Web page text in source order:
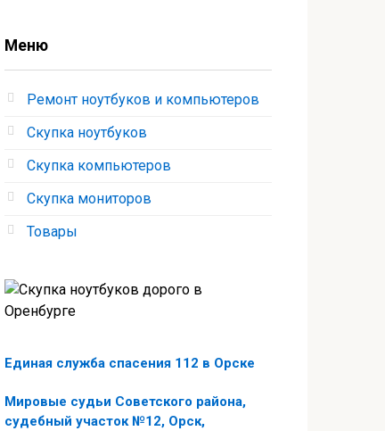
Меню
Ремонт ноутбуков и компьютеров
Скупка ноутбуков
Скупка компьютеров
Скупка мониторов
Товары
Единая служба спасения 112 в Орске
Мировые судьи Советского района,
судебный участок №12, Орск,